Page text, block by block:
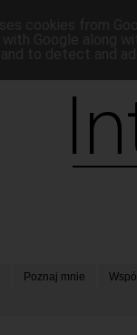
Poznaj mnie